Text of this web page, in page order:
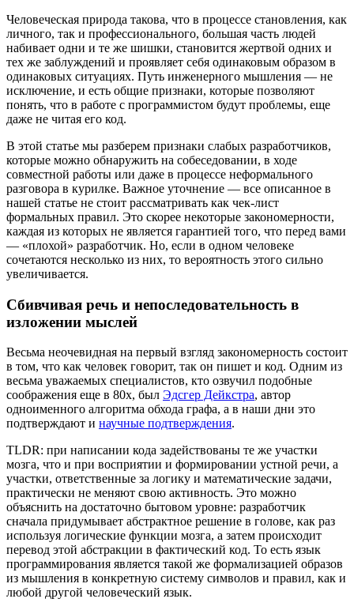
Человеческая природа такова, что в процессе становления, как
личного, так и профессионального, большая часть людей
набивает одни и те же шишки, становится жертвой одних и
тех же заблуждений и проявляет себя одинаковым образом в
одинаковых ситуациях. Путь инженерного мышления — не
исключение, и есть общие признаки, которые позволяют
понять, что в работе с программистом будут проблемы, еще
даже не читая его код.
В этой статье мы разберем признаки слабых разработчиков,
которые можно обнаружить на собеседовании, в ходе
совместной работы или даже в процессе неформального
разговора в курилке. Важное уточнение — все описанное в
нашей статье не стоит рассматривать как чек-лист
формальных правил. Это скорее некоторые закономерности,
каждая из которых не является гарантией того, что перед вами
— «плохой» разработчик. Но, если в одном человеке
сочетаются несколько из них, то вероятность этого сильно
увеличивается.
Сбивчивая речь и непоследовательность в
изложении мыслей
Весьма неочевидная на первый взгляд закономерность состоит
в том, что как человек говорит, так он пишет и код. Одним из
весьма уважаемых специалистов, кто озвучил подобные
соображения еще в 80х, был Эдсгер Дейкстра, автор
одноименного алгоритма обхода графа, а в наши дни это
подтверждают и научные подтверждения.
TLDR: при написании кода задействованы те же участки
мозга, что и при восприятии и формировании устной речи, а
участки, ответственные за логику и математические задачи,
практически не меняют свою активность. Это можно
объяснить на достаточно бытовом уровне: разработчик
сначала придумывает абстрактное решение в голове, как раз
используя логические функции мозга, а затем происходит
перевод этой абстракции в фактический код. То есть язык
программирования является такой же формализацией образов
из мышления в конкретную систему символов и правил, как и
любой другой человеческий язык.